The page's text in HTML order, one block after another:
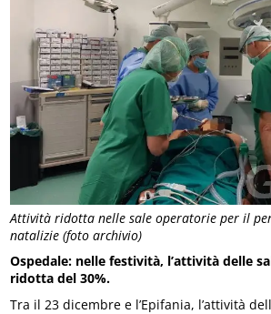
Attività ridotta nelle sale operatorie per il
natalizie (foto archivio)
Ospedale: nelle festività, l’attività delle
ridotta del 30%.
Tra il 23 dicembre e l’Epifania, l’attività